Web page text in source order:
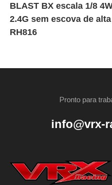
BLAST BX escala 1/8
2.4G sem escova de
RH816
Pronto para
info@vrx-